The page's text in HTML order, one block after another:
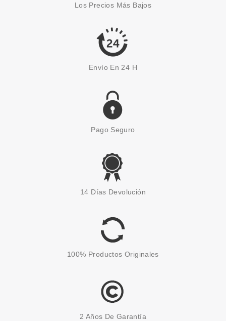
CORPORAL 106 LYCHEE LIVIN
3.96€
ESSENCE
ESSENCE XMAS KISSES DUO
DE ESPONJAS
4.25€
Los Precios Más Bajos
Envío En 24 H
Pago Seguro
14 Días Devolución
100% Productos Originales
2 Años De Garantía